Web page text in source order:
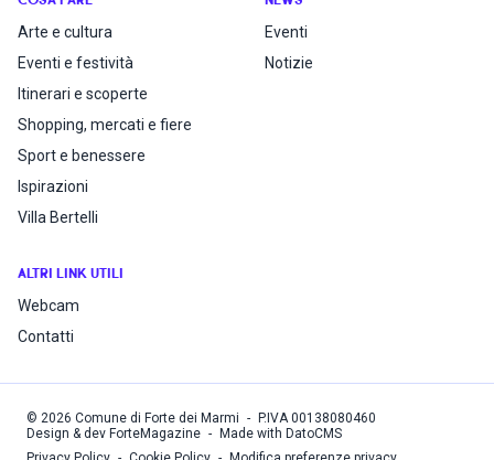
Arte e cultura
Eventi e festività
Itinerari e scoperte
Shopping, mercati e fiere
Sport e benessere
Ispirazioni
Villa Bertelli
Eventi
Notizie
ALTRI LINK UTILI
Webcam
Contatti
© 2026 Comune di Forte dei Marmi - P.IVA00138080460
Design & dev ForteMagazine -
Made with DatoCMS